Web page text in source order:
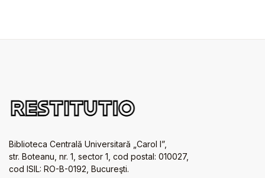
Biblioteca Centrală Universitară „Carol I”,
str. Boteanu, nr. 1, sector 1, cod postal: 010027,
cod ISIL: RO-B-0192, Bucureşti.